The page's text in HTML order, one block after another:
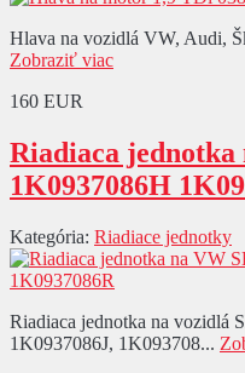
Hlava na vozidlá VW, Audi,
Zobraziť viac
160 EUR
Riadiaca jednotka
1K0937086H
Kategória: Riadiace jednotky
Riadiaca jednotka na vozidlá
1K0937086J, 1K093708...